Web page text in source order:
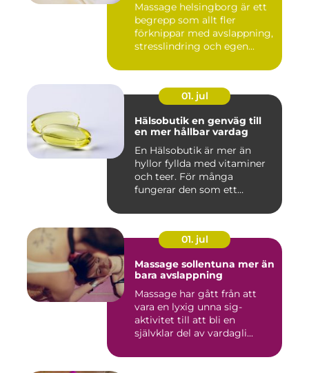
Massage helsingborg är ett
begrepp som allt fler
förknippar med avslappning,
stresslindring och egen...
01. jul
Hälsobutik en genväg till
en mer hållbar vardag
En Hälsobutik är mer än
hyllor fyllda med vitaminer
och teer. För många
fungerar den som ett
01. jul
Massage sollentuna mer än
bara avslappning
Massage har gått från att
vara en lyxig unna sig-
aktivitet till att bli en
självklar del av vardagli...